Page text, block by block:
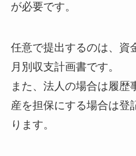
が必要です。
任意で提出するのは、資
月別収支計画書です。
また、法人の場合は履歴
産を担保にする場合は登
ります。